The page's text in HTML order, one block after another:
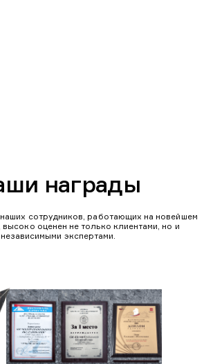
награды
сотрудников, работающих на новейшем
оценен не только клиентами, но и
независимыми экспертами.